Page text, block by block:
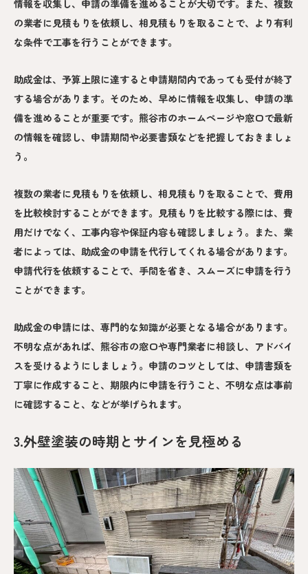
情報を収集し、申請の準備を進めることが大切です。また、複数
の業者に見積もりを依頼し、相見積もりを取ることで、より有利
な条件で工事を行うことができます。
助成金は、予算上限に達すると申請期間内であっても受付が終了
する場合があります。そのため、早めに情報を収集し、申請の準
備を進めることが重要です。熊谷市のホームページや窓口で最新
の情報を確認し、申請期間や必要書類などを把握しておきましょ
う。
複数の業者に見積もりを依頼し、相見積もりを取ることで、費用
を比較検討することができます。見積もりを比較する際には、費
用だけでなく、工事内容や保証内容も確認しましょう。また、業
者によっては、助成金の申請を代行してくれる場合があります。
申請代行を依頼することで、手間を省き、スムーズに申請を行う
ことができます。
助成金の申請には、専門的な知識が必要となる場合があります。
不明な点があれば、熊谷市の窓口や専門業者に相談し、アドバイ
スを受けるようにしましょう。申請のコツとしては、申請書類を
丁寧に作成すること、期限内に申請を行うこと、不明な点は事前
に確認すること、などが挙げられます。
3.外壁塗装の時期とサインを見極める